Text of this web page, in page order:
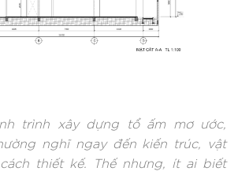
trình xây dựng tổ ấm mơ ước,
nghĩ ngay đến kiến trúc, vật
thiết kế. Thế nhưng, ít ai biết